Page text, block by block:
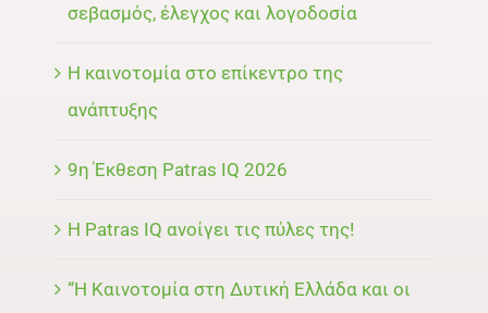
σεβασμός, έλεγχος και λογοδοσία
Η καινοτομία στο επίκεντρο της
ανάπτυξης
9η Έκθεση Patras IQ 2026
Η Patras IQ ανοίγει τις πύλες της!
“Η Καινοτομία στη Δυτική Ελλάδα και οι